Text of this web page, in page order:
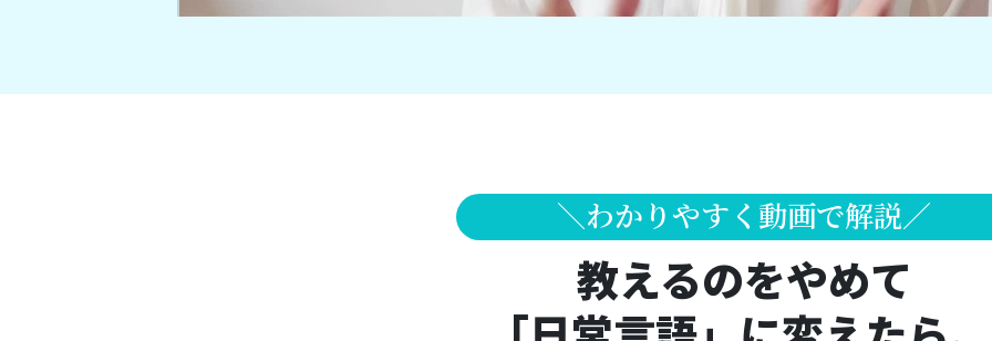
＼わかりやすく動画で解説／
教えるのをやめて